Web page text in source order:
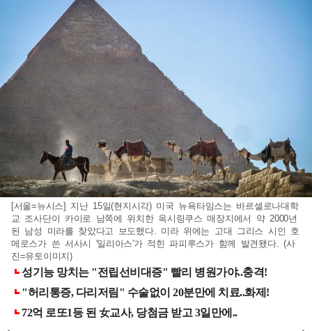
[서울=뉴시스] 지난 15일(현지시각) 미국 뉴욕타임스는 바르셀로나대학
교 조사단이 카이로 남쪽에 위치한 옥시링쿠스 매장지에서 약 2000년
된 남성 미라를 찾았다고 보도했다. 미라 위에는 고대 그리스 시인 호
메로스가 쓴 서사시 '일리아스'가 적힌 파피루스가 함께 발견됐다. (사
진=유토이미지)